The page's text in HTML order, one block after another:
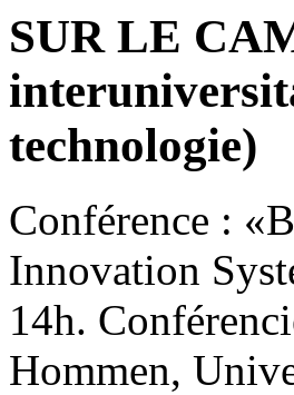
SUR LE
technologie)
Conférence :
Innovation
14h.
Hommen,